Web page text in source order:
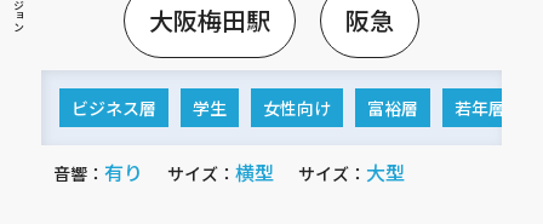
大阪梅田駅 阪急
ビジネス層 学生 女性向け 富裕層 若年層
音響： 有り サイズ： 横型 サイズ： 大型